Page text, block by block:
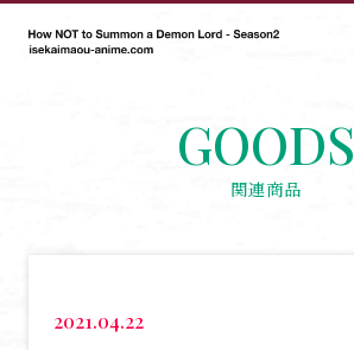
GOODS
関連商品
2021.04.22